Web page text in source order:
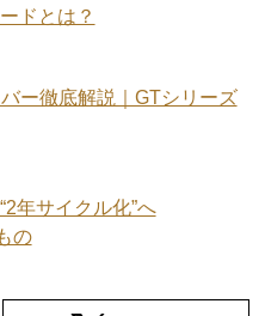
ドとは？
ー徹底解説｜GTシリーズ
年サイクル化”へ
の